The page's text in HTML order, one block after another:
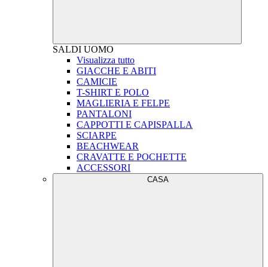
SALDI UOMO
Visualizza tutto
GIACCHE E ABITI
CAMICIE
T-SHIRT E POLO
MAGLIERIA E FELPE
PANTALONI
CAPPOTTI E CAPISPALLA
SCIARPE
BEACHWEAR
CRAVATTE E POCHETTE
ACCESSORI
CASA